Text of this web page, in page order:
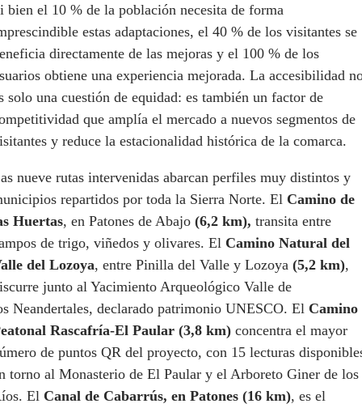
bien el 10 % de la población necesita de forma
estas adaptaciones, el 40 % de los visitantes se
directamente de las mejoras y el 100 % de los
obtiene una experiencia mejorada. La accesibilidad
solo una cuestión de equidad: es también un factor de
que amplía el mercado a nuevos segmentos de
y reduce la estacionalidad histórica de la comarca.
nueve rutas intervenidas abarcan perfiles muy distintos y
repartidos por toda la Sierra Norte. El Camino de
Huertas, en Patones de Abajo (6,2 km), transita entre
de trigo, viñedos y olivares. El Camino Natural del
del Lozoya, entre Pinilla del Valle y Lozoya (5,2 km),
junto al Yacimiento Arqueológico Valle de
Neandertales, declarado patrimonio UNESCO. El Camino
Rascafría-El Paular (3,8 km) concentra el mayor
de puntos QR del proyecto, con 15 lecturas
torno al Monasterio de El Paular y el Arboreto Giner de los
El Canal de Cabarrús, en Patones (16 km), es el